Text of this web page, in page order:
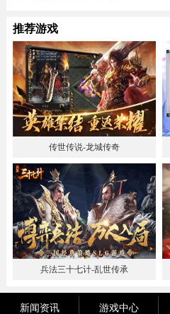
推荐游戏
传世传说-龙城传奇
兵法三十七计-乱世传承
新闻资讯 游戏中心